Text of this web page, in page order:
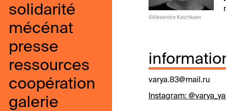
solidarité
mécénat
presse
ressources
coopération
galerie
©Alexandre Katchkaev
varya.83@mail.ru
Instagram: